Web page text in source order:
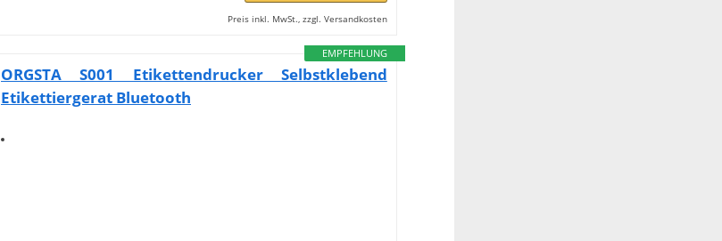
Preis inkl. MwSt., zzgl. Versandkosten
EMPFEHLUNG
ORGSTA S001 Etikettendrucker Selbstklebend
Etikettiergerat Bluetooth